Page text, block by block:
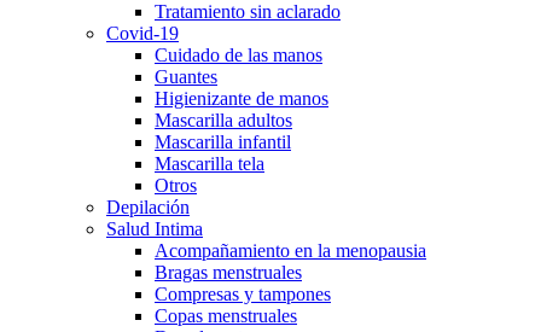
Tratamiento sin aclarado
Covid-19
Cuidado de las manos
Guantes
Higienizante de manos
Mascarilla adultos
Mascarilla infantil
Mascarilla tela
Otros
Depilación
Salud Intima
Acompañamiento en la menopausia
Bragas menstruales
Compresas y tampones
Copas menstruales